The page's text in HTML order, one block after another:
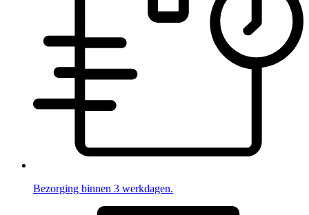
Bezorging binnen 3 werkdagen.